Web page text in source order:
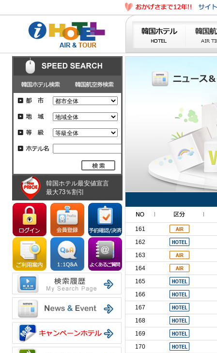
韓国ホテル最安値宣言
最大73％割引
161
162
163
164
165
166
167
168
169
170